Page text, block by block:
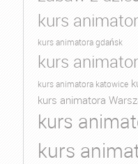
kurs
kurs animatora gdańsk
kurs
kurs animatora katowice
kurs animatora
kurs
kurs